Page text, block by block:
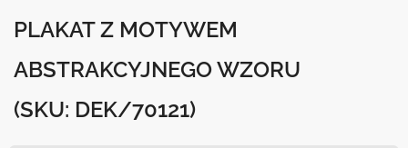
PLAKAT Z MOTYWEM
ABSTRAKCYJNEGO WZORU
(SKU: DEK/70121)